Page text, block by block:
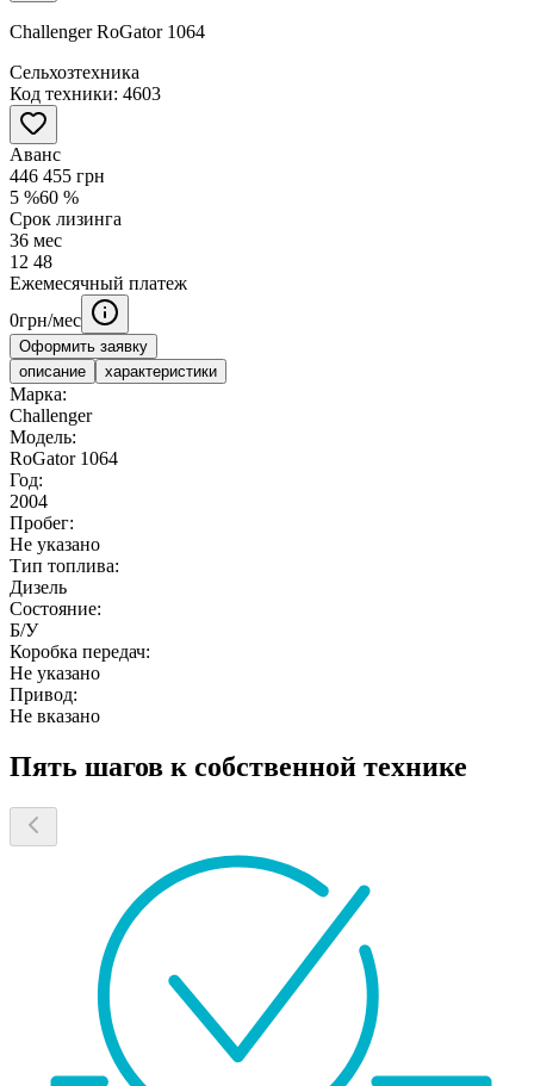
35
Challenger RoGator 1064
Сельхозтехника
Код техники: 4603
Аванс
446 455 грн
5 %60 %
Срок лизинга
36 мес
12 48
Ежемесячный платеж
0грн/мес
Оформить заявку
описание
характеристики
Марка:
Challenger
Модель:
RoGator 1064
Год:
2004
Пробег:
Не указано
Тип топлива:
Дизель
Состояние:
Б/У
Коробка передач:
Не указано
Привод:
Не вказано
Пять шагов к собственной технике